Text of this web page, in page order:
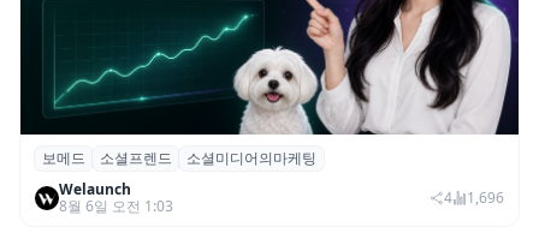
보메드 ‘소셜프렌드’, 유튜브·인스타 등 6개
SNS 마케팅 통합 지원
보메드 소셜프렌드
소셜미디어의마케팅
Welaunch
8월 6일 오전 1:03
4 1,696